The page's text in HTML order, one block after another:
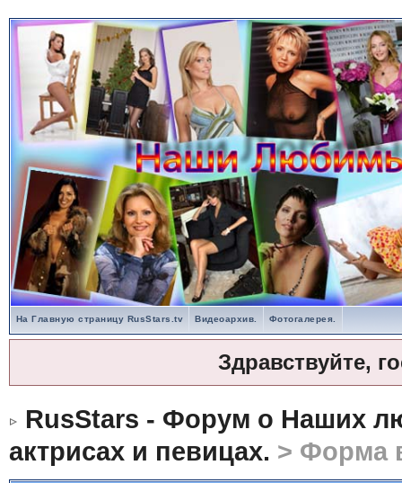
На Главную страницу RusStars.tv Видеоархив. Фотогалерея.
Здравствуйте,
RusStars - Форум о Наших
актрисах и певицах. > Форма